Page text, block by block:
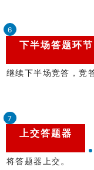
6
下半场答题环节
继续下半场竞答，竞
7
上交答题器
将答题器上交。